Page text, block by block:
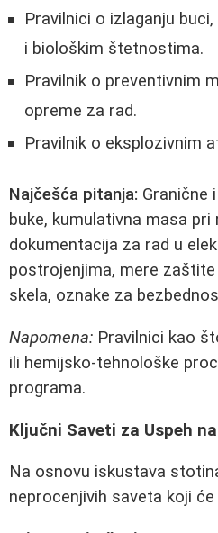
Pravilnici o izlaganju
i biološkim štetnostima.
Pravilnik o preventivnim
opreme za rad.
Pravilnik o eksplozivnim
Najčešća pitanja: Granične
buke, kumulativna masa pri
dokumentacija za rad u
postrojenjima, mere
skela, oznake za
Napomena: Pravilnici kao
ili hemijsko-tehnološke
programa.
Ključni Saveti za Uspeh
Na osnovu iskustava
neprocenjivih saveta koji